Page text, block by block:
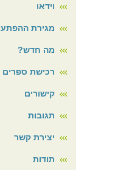
וידאו
מגירת
מה חדש?
רכישת ספרים
קישורים
תגובות
יצירת קשר
תודות